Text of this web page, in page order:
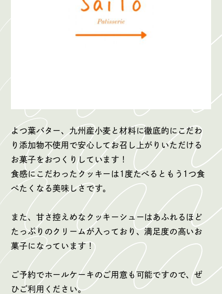
よつ葉バター、九州産小麦と材料に徹底的にこだわ
り添加物不使用で安心してお召し上がりいただける
お菓子をおつくりしています！
食感にこだわったクッキーは1度たべるともう1つ食
べたくなる美味しさです。
また、甘さ控えめなクッキーシューはあふれるほど
たっぷりのクリームが入っており、満足度の高いお
菓子になっています！
ご予約でホールケーキのご用意も可能ですので、ぜ
ひご利用ください。